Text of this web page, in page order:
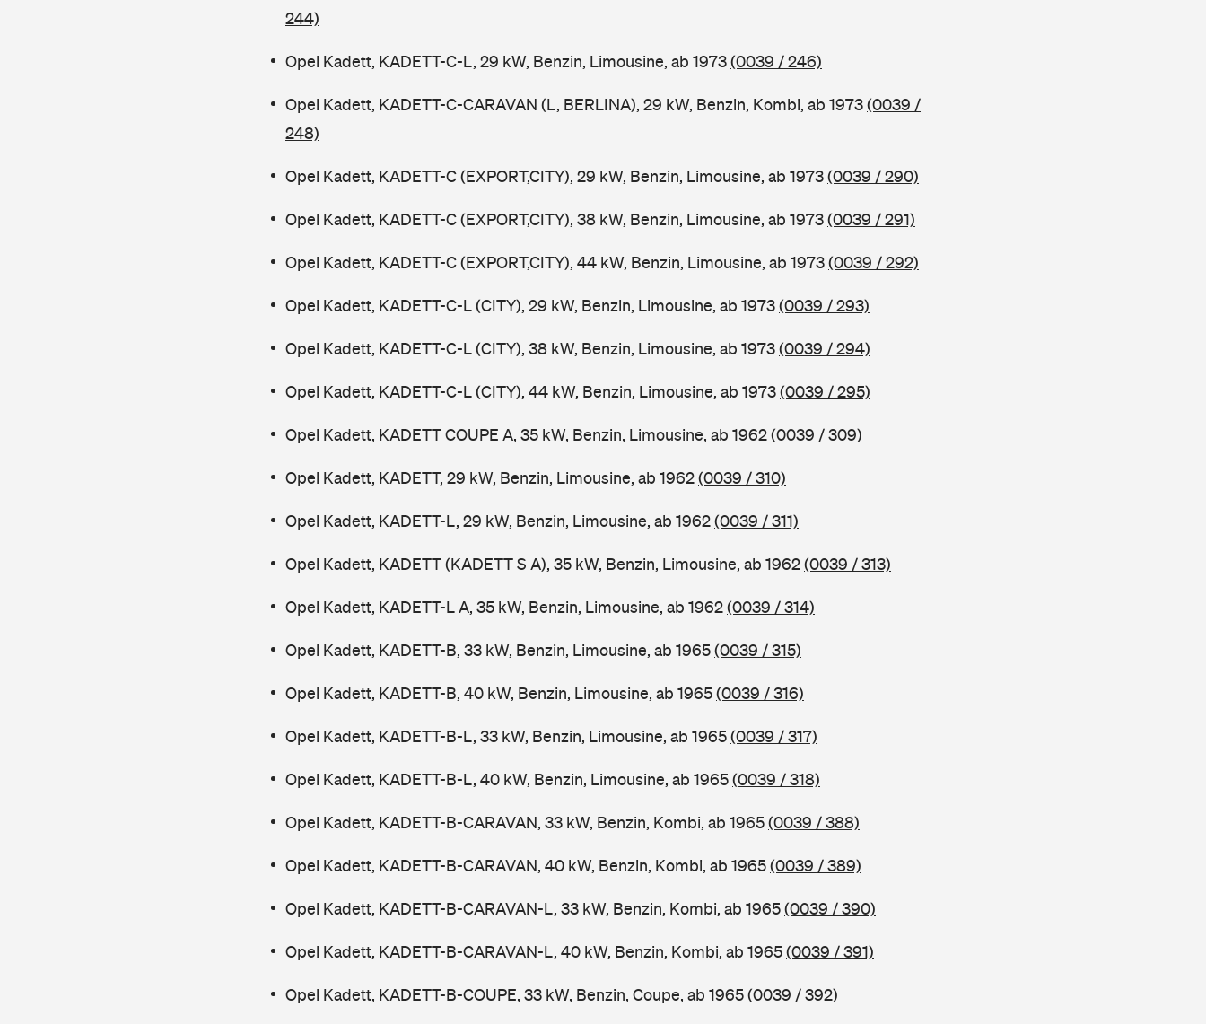
244)
Opel Kadett, KADETT-C-L, 29 kW, Benzin, Limousine, ab 1973(0039 / 246)
Opel Kadett, KADETT-C-CARAVAN (L, BERLINA), 29 kW, Benzin, Kombi, ab 1973(0039 /
248)
Opel Kadett, KADETT-C (EXPORT,CITY), 29 kW, Benzin, Limousine, ab 1973(0039 / 290)
Opel Kadett, KADETT-C (EXPORT,CITY), 38 kW, Benzin, Limousine, ab 1973(0039 / 291)
Opel Kadett, KADETT-C (EXPORT,CITY), 44 kW, Benzin, Limousine, ab 1973(0039 / 292)
Opel Kadett, KADETT-C-L (CITY), 29 kW, Benzin, Limousine, ab 1973(0039 / 293)
Opel Kadett, KADETT-C-L (CITY), 38 kW, Benzin, Limousine, ab 1973(0039 / 294)
Opel Kadett, KADETT-C-L (CITY), 44 kW, Benzin, Limousine, ab 1973(0039 / 295)
Opel Kadett, KADETT COUPE A, 35 kW, Benzin, Limousine, ab 1962(0039 / 309)
Opel Kadett, KADETT, 29 kW, Benzin, Limousine, ab 1962(0039 / 310)
Opel Kadett, KADETT-L, 29 kW, Benzin, Limousine, ab 1962(0039 / 311)
Opel Kadett, KADETT (KADETT S A), 35 kW, Benzin, Limousine, ab 1962(0039 / 313)
Opel Kadett, KADETT-L A, 35 kW, Benzin, Limousine, ab 1962(0039 / 314)
Opel Kadett, KADETT-B, 33 kW, Benzin, Limousine, ab 1965(0039 / 315)
Opel Kadett, KADETT-B, 40 kW, Benzin, Limousine, ab 1965(0039 / 316)
Opel Kadett, KADETT-B-L, 33 kW, Benzin, Limousine, ab 1965(0039 / 317)
Opel Kadett, KADETT-B-L, 40 kW, Benzin, Limousine, ab 1965(0039 / 318)
Opel Kadett, KADETT-B-CARAVAN, 33 kW, Benzin, Kombi, ab 1965(0039 / 388)
Opel Kadett, KADETT-B-CARAVAN, 40 kW, Benzin, Kombi, ab 1965(0039 / 389)
Opel Kadett, KADETT-B-CARAVAN-L, 33 kW, Benzin, Kombi, ab 1965(0039 / 390)
Opel Kadett, KADETT-B-CARAVAN-L, 40 kW, Benzin, Kombi, ab 1965(0039 / 391)
Opel Kadett, KADETT-B-COUPE, 33 kW, Benzin, Coupe, ab 1965(0039 / 392)